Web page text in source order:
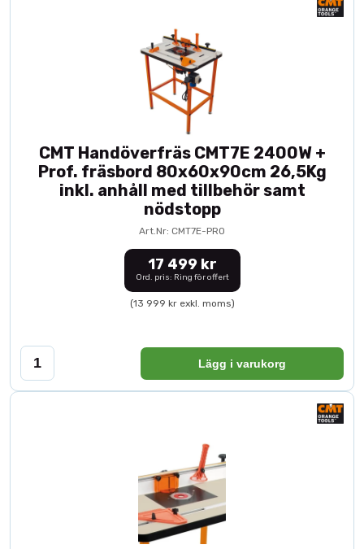
CMT Handöverfräs CMT7E 2400W +
Prof. fräsbord 80x60x90cm 26,5Kg
inkl. anhåll med tillbehör samt
nödstopp
Art.Nr: CMT7E-PRO
17 499 kr
Ord. pris: Ring för offert
(13 999 kr exkl. moms)
Lägg i varukorg